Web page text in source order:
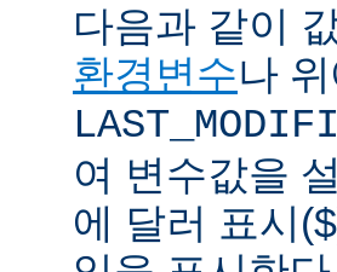
다음과 같이
환경변수나
여 변수값을
에 달러 표시